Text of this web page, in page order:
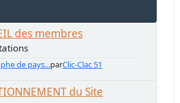
des membres
de pays...parClic-Clac 51
du Site